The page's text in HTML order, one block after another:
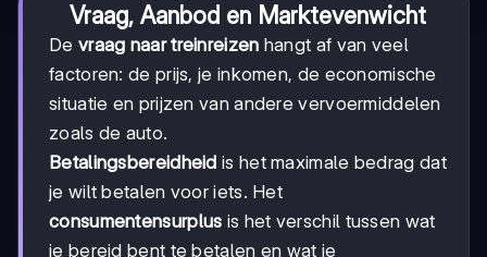
Vraag, Aanbod en Marktevenwicht
De vraag naar treinreizen hangt af van veel
factoren: de prijs, je inkomen, de economische
situatie en prijzen van andere vervoermiddelen
zoals de auto.
Betalingsbereidheid is het maximale bedrag dat
je wilt betalen voor iets. Het
consumentensurplus is het verschil tussen wat
je bereid bent te betalen en wat je